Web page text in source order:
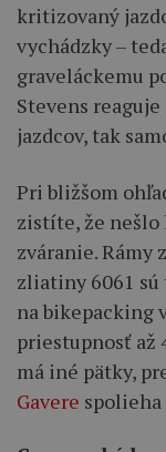
kritizovaný
vychádzky –
graveláckemu
Stevens
jazdcov, tak
Pri bližšom
zistíte, že nešlo
zváranie.
zliatiny 6061
na bikepacking
priestupnosť až
má iné pätky,
Gavere